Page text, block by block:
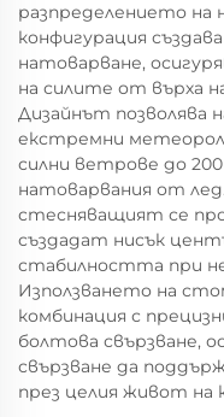
разпределението на
конфигурация
натоварване,
на силите от върха
Дизайнът позволява
екстремни
силни ветрове до
натоварвания от
стесняващият се
създадат нисък
стабилността при
Използването на
комбинация с
болтова свързване,
свързване да
през целия живот на